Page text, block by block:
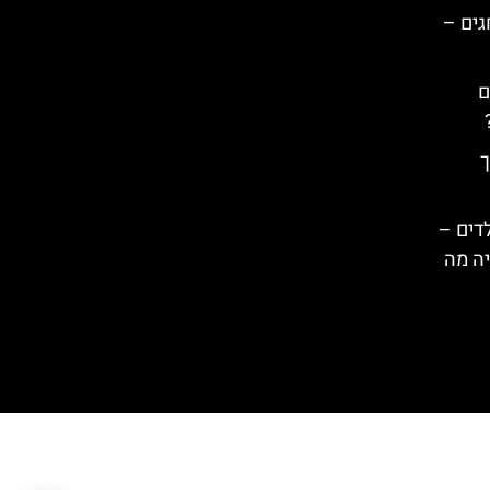
–
–
מה